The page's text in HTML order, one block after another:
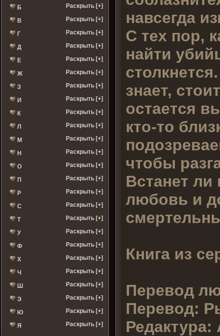
Б Раскрыть [+]
В Раскрыть [+]
Г Раскрыть [+]
Д Раскрыть [+]
Е Раскрыть [+]
Ж Раскрыть [+]
З Раскрыть [+]
И Раскрыть [+]
К Раскрыть [+]
Л Раскрыть [+]
М Раскрыть [+]
Н Раскрыть [+]
О Раскрыть [+]
П Раскрыть [+]
Р Раскрыть [+]
С Раскрыть [+]
Т Раскрыть [+]
У Раскрыть [+]
Ф Раскрыть [+]
Х Раскрыть [+]
Ч Раскрыть [+]
Ш Раскрыть [+]
Э Раскрыть [+]
Ю Раскрыть [+]
Я Раскрыть [+]
навсегда
С тех пор,
найти
знает,
остается
кто-то
чтобы
Встанет
любовь и
Книга из
Перевод
Перевод:
Редактура: